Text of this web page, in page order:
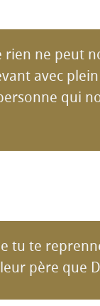
ne peut
avec
qui
tu te
père que